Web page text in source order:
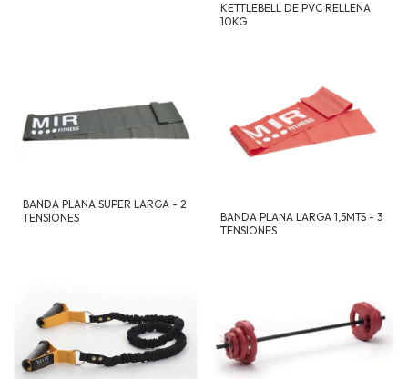
KETTLEBELL DE PVC RELLENA
10KG
BANDA PLANA SUPER LARGA - 2
TENSIONES
BANDA PLANA LARGA 1,5MTS - 3
TENSIONES